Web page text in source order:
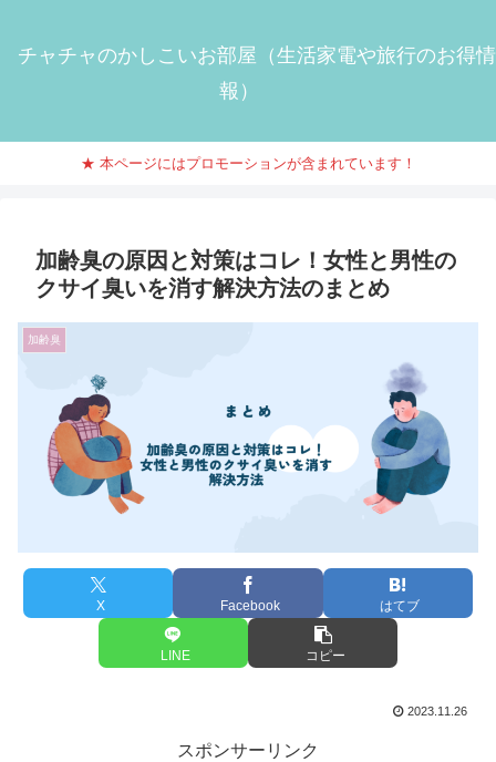
チャチャのかしこいお部屋（生活家電や旅行のお得情
報）
★ 本ページにはプロモーションが含まれています！
加齢臭の原因と対策はコレ！女性と男性の
クサイ臭いを消す解決方法のまとめ
加齢臭
X Facebook はてブ
LINE コピー
2023.11.26
スポンサーリンク